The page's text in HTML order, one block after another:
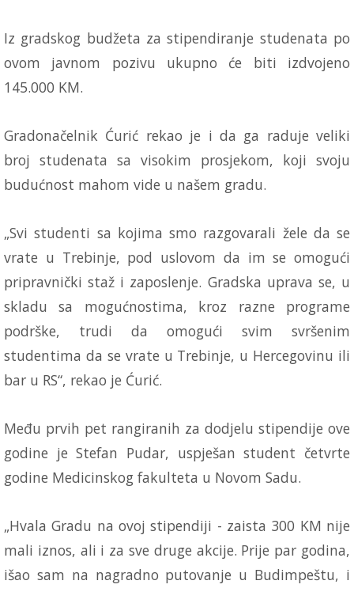
Iz gradskog budžeta za stipendiranje studenata po
ovom javnom pozivu ukupno će biti izdvojeno
145.000 KM.
Gradonačelnik Ćurić rekao je i da ga raduje veliki
broj studenata sa visokim prosjekom, koji svoju
budućnost mahom vide u našem gradu.
„Svi studenti sa kojima smo razgovarali žele da se
vrate u Trebinje, pod uslovom da im se omogući
pripravnički staž i zaposlenje. Gradska uprava se, u
skladu sa mogućnostima, kroz razne programe
podrške, trudi da omogući svim svršenim
studentima da se vrate u Trebinje, u Hercegovinu ili
bar u RS“, rekao je Ćurić.
Među prvih pet rangiranih za dodjelu stipendije ove
godine je Stefan Pudar, uspješan student četvrte
godine Medicinskog fakulteta u Novom Sadu.
„Hvala Gradu na ovoj stipendiji - zaista 300 KM nije
mali iznos, ali i za sve druge akcije. Prije par godina,
išao sam na nagradno putovanje u Budimpeštu, i